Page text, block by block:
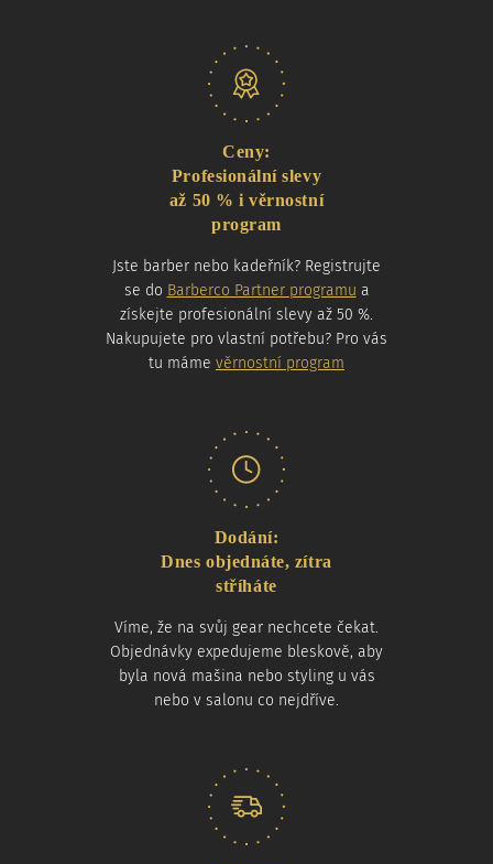
Ceny:
Profesionální slevy
až 50 % i věrnostní
program
Jste barber nebo kadeřník? Registrujte
se do Barberco Partner programu a
získejte profesionální slevy až 50 %.
Nakupujete pro vlastní potřebu? Pro vás
tu máme věrnostní program
Dodání:
Dnes objednáte, zítra
stříháte
Víme, že na svůj gear nechcete čekat.
Objednávky expedujeme bleskově, aby
byla nová mašina nebo styling u vás
nebo v salonu co nejdříve.